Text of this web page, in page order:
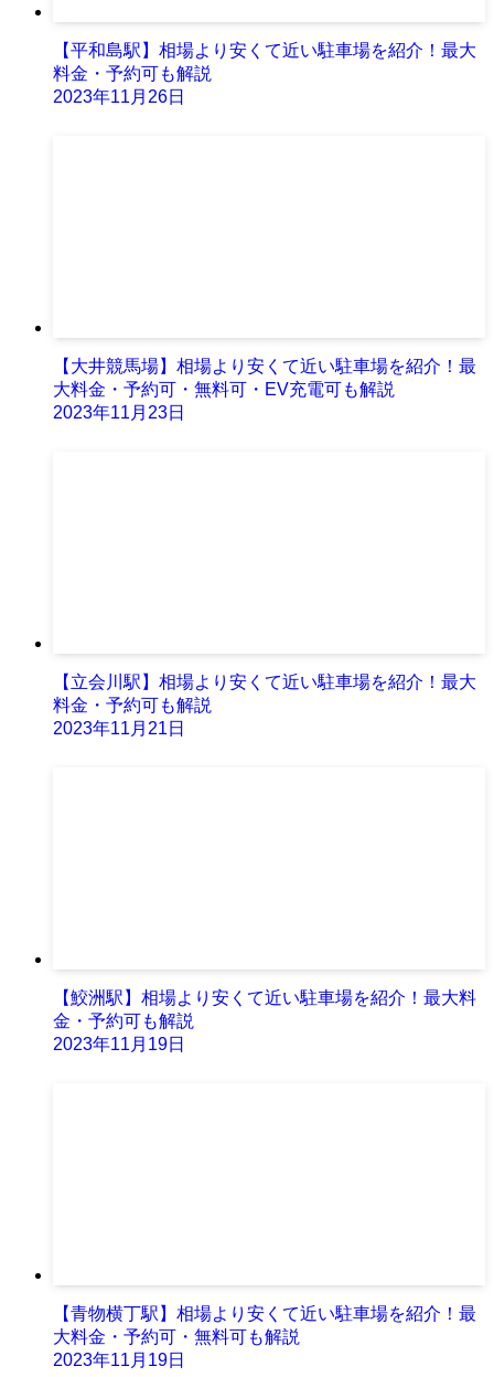
【平和島駅】相場より安くて近い駐車場を紹介！最大
料金・予約可も解説
2023年11月26日
【大井競馬場】相場より安くて近い駐車場を紹介！最
大料金・予約可・無料可・EV充電可も解説
2023年11月23日
【立会川駅】相場より安くて近い駐車場を紹介！最大
料金・予約可も解説
2023年11月21日
【鮫洲駅】相場より安くて近い駐車場を紹介！最大料
金・予約可も解説
2023年11月19日
【青物横丁駅】相場より安くて近い駐車場を紹介！最
大料金・予約可・無料可も解説
2023年11月19日